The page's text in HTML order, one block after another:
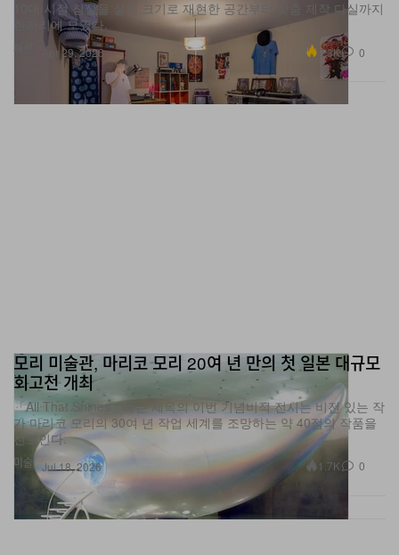
패션
10대 시절 침실을 실제 크기로 재현한 공간부터 맞춤 제작 다실까지
한자리에 모였다.
Apr 29, 2026 2.3K 0
미술
모리 미술관, 마리코 모리 20여 년 만의 첫 일본 대규모
회고전 개최
「All That Shines」라는 제목의 이번 기념비적 전시는 비전 있는 작
가 마리코 모리의 30여 년 작업 세계를 조망하는 약 40점의 작품을
선보인다.
Jul 18, 2026 1.7K 0